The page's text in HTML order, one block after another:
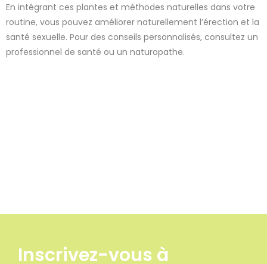
En intégrant ces plantes et méthodes naturelles dans votre
routine, vous pouvez améliorer naturellement l’érection et la
santé sexuelle. Pour des conseils personnalisés, consultez un
professionnel de santé ou un naturopathe.
Inscrivez-vous à